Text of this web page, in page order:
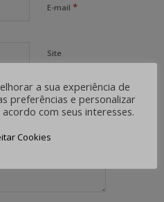
E-mail *
Site
a sua experiência de
preferências e personalizar
com seus interesses.
Cookies